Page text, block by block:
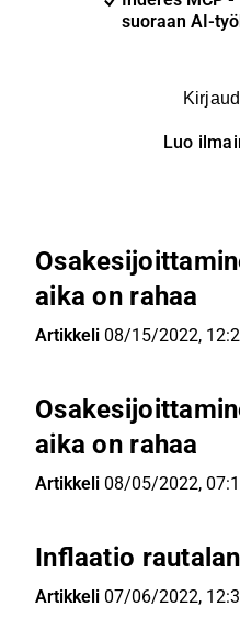
suoraan AI-
Luo
aika on rahaa
Artikkeli 08/15/2022,
aika on rahaa
Artikkeli 08/05/2022,
Inflaatio
Artikkeli 07/06/2022,